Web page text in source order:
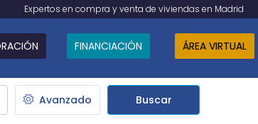
Expertos en compra y venta de viviendas en Madrid
FINANCIACIÓN ÁREA VIRTUAL
Avanzado Buscar